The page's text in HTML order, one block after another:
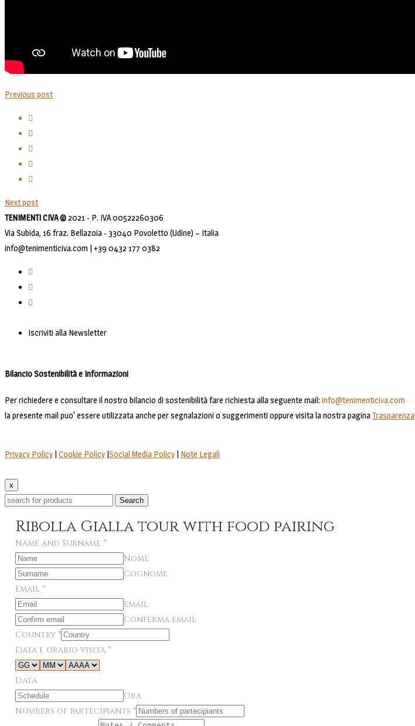
Previous post
Next post
TENIMENTI CIVA ©2021 - P. IVA 00522260306
Via Subida, 16 fraz. Bellazoia - 33040 Povoletto (Udine) – Italia
info@tenimenticiva.com | +39 0432 177 0382
Iscriviti alla Newsletter
Bilancio Sostenibilità e Informazioni
Per richiedere e consultare il nostro bilancio di sostenibilità fare richiesta alla seguente mail: info@tenimenticiva.com
la presente mail puo' essere utilizzata anche per segnalazioni o suggerimenti oppure visita la nostra paginaTrasparenza
Privacy Policy | Cookie Policy |Social Media Policy | Note Legali
x
Search
Ribolla Gialla tour with food pairing
Name and Surname *
Nome
Cognome
Email *
Email
Conferma email
Country *
Data e orario visita *
Data
Ora
Numbers of partecipiants *